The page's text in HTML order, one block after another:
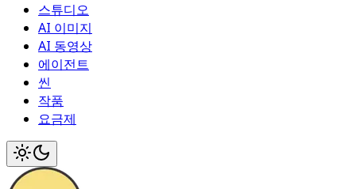
스튜디오
AI 이미지
AI 동영상
에이전트
씬
작품
요금제